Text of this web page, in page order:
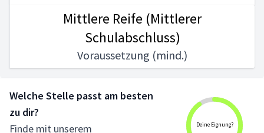
Mittlere Reife (Mittlerer
Schulabschluss)
Voraussetzung (mind.)
Deine Eignung?
Welche Stelle passt am besten
zu dir?
Finde mit unserem